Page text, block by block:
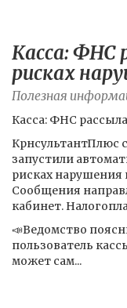
Касса: ФНС
рисках
Полезная
Касса: ФНС
КрнсультантПлюс
запустили
рисках
Сообщения
кабинет.
📣Ведомство
пользователь
может сам...